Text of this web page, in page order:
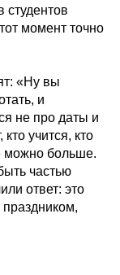
момент точно
«Ну вы
и
не про даты и
учится, кто
можно больше.
частью
ответ: это